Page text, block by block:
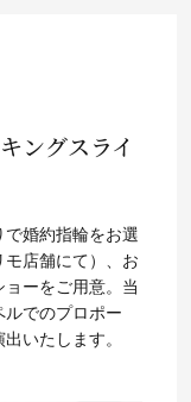
ングスライ
婚約指輪をお選
店舗にて）、お
ーをご用意。当
ルでのプロポー
いたします。